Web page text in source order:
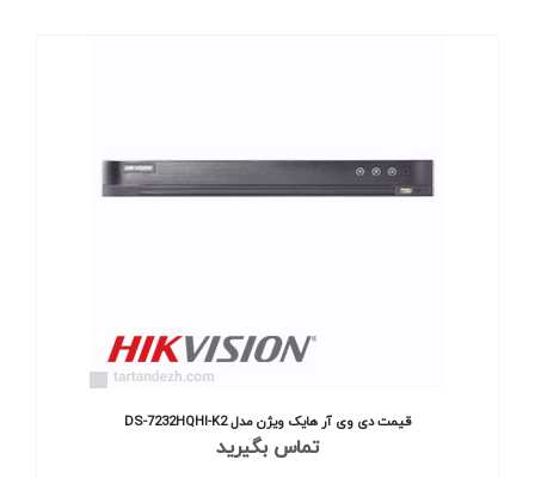
قیمت دی وی آر هایک ویژن مدل DS-7232HQHI-K2
تماس بگیرید